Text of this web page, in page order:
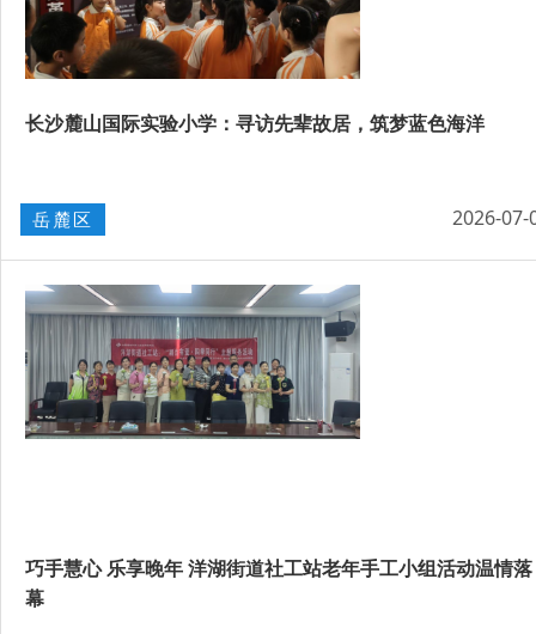
长沙麓山国际实验小学：寻访先辈故居，筑梦蓝色海洋
岳麓区 2026-07-
巧手慧心 乐享晚年 洋湖街道社工站老年手工小组活动温情落
幕